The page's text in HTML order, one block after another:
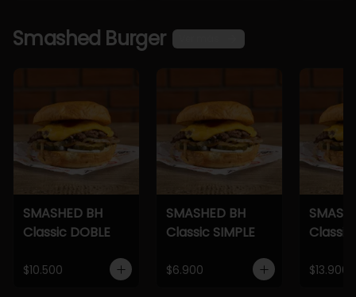
Smashed Burger
SMASHED BH
Classic DOBLE
$10.500
SMASHED BH
Classic SIMPLE
$6.900
Classic
$13.900